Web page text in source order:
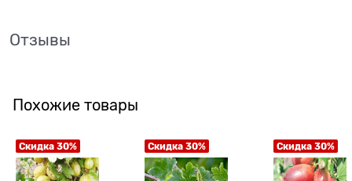
Отзывы
Похожие товары
Скидка 30% Скидка 30% Скидка 30%